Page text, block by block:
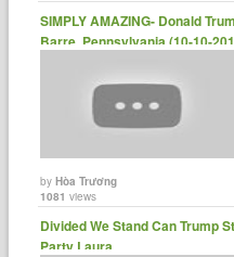
SIMPLY AMAZING- Donald
Barre, Pennsylvania (10-10-
byHòa Trương
1081 views
Divided We Stand Can Trump
Party Laura......